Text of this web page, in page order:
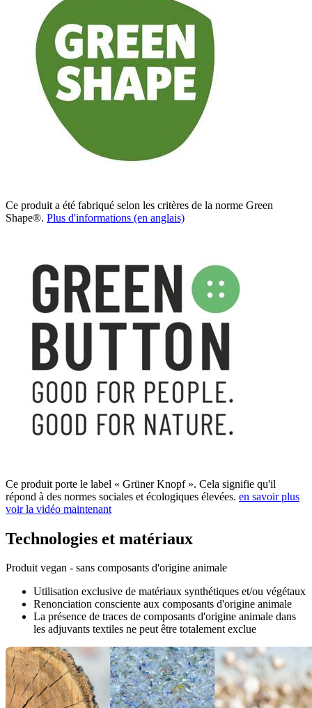
Ce produit a été fabriqué selon les critères de la norme Green
Shape®. Plus d'informations (en anglais)
Ce produit porte le label « Grüner Knopf ». Cela signifie qu'il
répond à des normes sociales et écologiques élevées. en savoir plus
voir la vidéo maintenant
Technologies et matériaux
Produit vegan - sans composants d'origine animale
Utilisation exclusive de matériaux synthétiques et/ou végétaux
Renonciation consciente aux composants d'origine animale
La présence de traces de composants d'origine animale dans
les adjuvants textiles ne peut être totalement exclue